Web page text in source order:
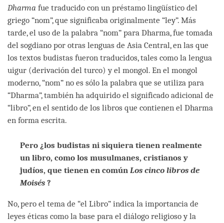
Dharma fue traducido con un préstamo lingüístico del
griego “nom”, que significaba originalmente “ley”. Más
tarde, el uso de la palabra “nom” para Dharma, fue tomada
del sogdiano por otras lenguas de Asia Central, en las que
los textos budistas fueron traducidos, tales como la lengua
uigur (derivación del turco) y el mongol. En el mongol
moderno, “nom” no es sólo la palabra que se utiliza para
“Dharma”, también ha adquirido el significado adicional de
“libro”, en el sentido de los libros que contienen el Dharma
en forma escrita.
Pero ¿los budistas ni siquiera tienen realmente
un libro, como los musulmanes, cristianos y
judíos, que tienen en común Los cinco libros de
Moisés ?
No, pero el tema de “el Libro” indica la importancia de
leyes éticas como la base para el diálogo religioso y la